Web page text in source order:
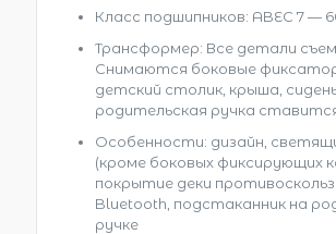
Класс подшипников: ABEC 7 —
Трансформер: Все детали
Снимаются боковые
детский столик, крыша,
родительская ручка
Особенности: дизайн,
(кроме боковых фиксирующих
покрытие деки
Bluetooth, подстаканник на
ручке